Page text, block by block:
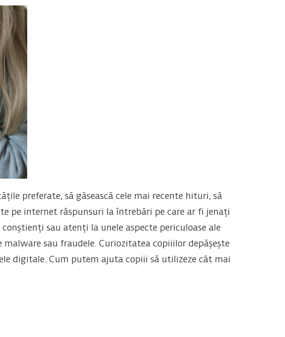
preferate, să găsească cele mai recente hituri, să
pe internet răspunsuri la întrebări pe care ar fi jenați
sau atenți la unele aspecte periculoase ale
sau fraudele. Curiozitatea copiiilor depășește
digitale. Cum putem ajuta copiii să utilizeze cât mai